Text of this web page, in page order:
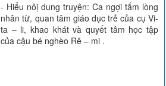
- Hiểu nôị dung truyện: Ca ngợi tấm lòng
nhân từ, quan tâm giáo dục trẻ của cụ Vi-
ta – li, khao khát và quyết tâm học tập
của cậu bé nghèo Rê – mi .